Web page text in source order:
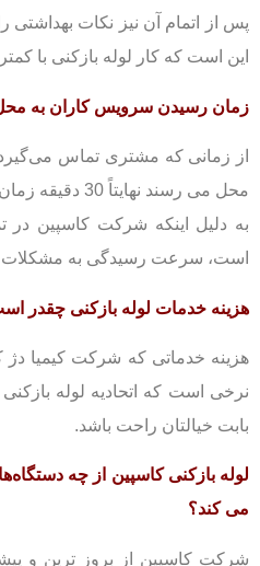
پس از اتمام آن نیز نکات بهداشتی
این است که کار لوله بازکنی با
زمان رسیدن سرویس کاران به
از زمانی که مشتری تماس
محل می رسند نهایتاً 30 دقیقه زمان می برد.
به دلیل اینکه شرکت کاسپین در
است، سرعت رسیدگی به مشکلات
هزینه خدمات لوله بازکنی چقدر
هزینه خدماتی که شرکت کیمیا دژ
نرخی است که اتحادیه لوله
بابت خیالتان راحت با‌شد.
لوله بازکنی کاسپین از چه
می کند؟
شرکت کاسپین از بروز ترین و